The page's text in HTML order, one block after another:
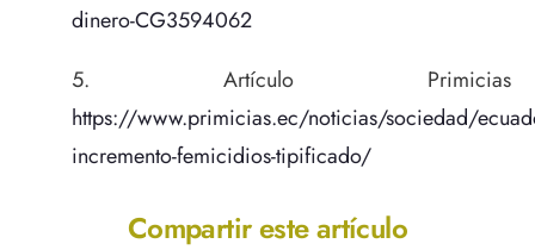
dinero-CG3594062
Artículo Primicias
https://www.primicias.ec/noticias/sociedad/
incremento-femicidios-tipificado/
Compartir este artículo